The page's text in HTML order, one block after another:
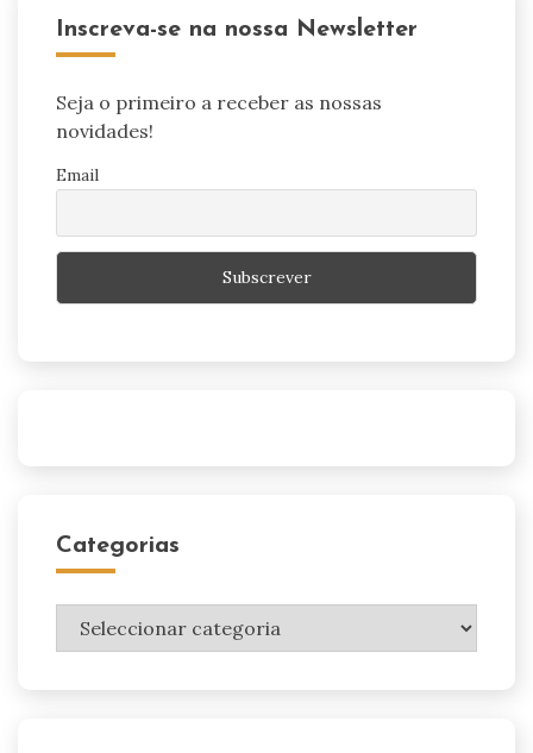
Inscreva-se na nossa Newsletter
Seja o primeiro a receber as nossas
novidades!
Email
Categorias
Categorias